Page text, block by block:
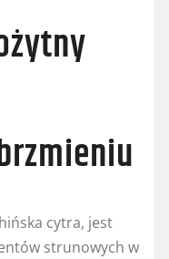
cytra, jest
strunowych w